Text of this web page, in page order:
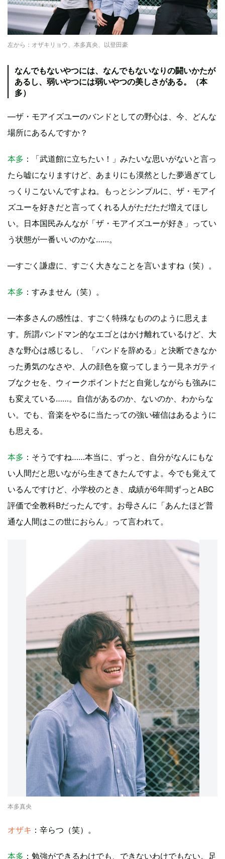
左から：オザキリョウ、本多真央、以登田豪
なんでもないやつには、なんでもないなりの闘いかたが
あるし、弱いやつには弱いやつの美しさがある。（本
多）
—ザ・モアイズユーのバンドとしての野心は、今、どんな
場所にあるんですか？
本多 ：「武道館に立ちたい！」みたいな思いがないと言っ
たら嘘になりますけど、あまりにも漠然とした夢過ぎてし
っくりこないんですよね。もっとシンプルに、ザ・モアイ
ズユーを好きだと言ってくれる人がただただ増えてほし
い。日本国民みんなが「ザ・モアイズユーが好き」ってい
う状態が一番いいのかな……。
—すごく謙虚に、すごく大きなことを言いますね（笑）。
本多 ：すみません（笑）。
—本多さんの感性は、すごく特殊なもののように思えま
す。所謂バンドマン的なエゴとはかけ離れているけど、大
きな野心は感じるし、「バンドを辞める」と決断できなか
った勇気のなさや、人の顔色を窺ってしまう一見ネガティ
ブなクセを、ウィークポイントだと自覚しながらも強みに
も変えている……。自信があるのか、ないのか、わからな
い。でも、音楽をやるに当たっての強い確信はあるように
も思える。
本多 ：そうですね……本当に、ずっと、自分がなんにもな
い人間だと思いながら生きてきたんですよ。今でも覚えて
いるんですけど、小学校のとき、成績が6年間ずっとABC
評価で全教科Bだったんです。お母さんに「あんたほど普
通な人間はこの世におらん」って言われて。
本多真央
オザキ ：辛らつ（笑）。
本多 ：勉強ができるわけでも、できないわけでもない。足